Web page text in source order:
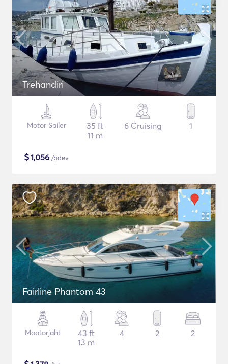
Trehandiri
Motor Sailer
35 ft
11 m
6 Cruising 1
$1,056 /päev
Fairline Phantom 43
Mootorjaht
43 ft
13 m
4 2 2